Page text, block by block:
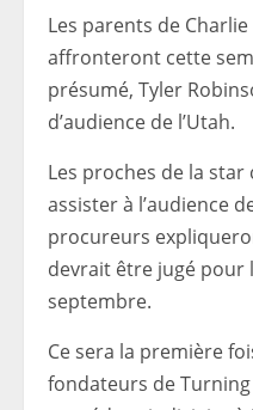
Les parents de
affronteront cette
présumé, Tyler
d’audience de l’Utah.
Les proches de la
assister à l’audience
procureurs
devrait être jugé pour
septembre.
Ce sera la première
fondateurs de